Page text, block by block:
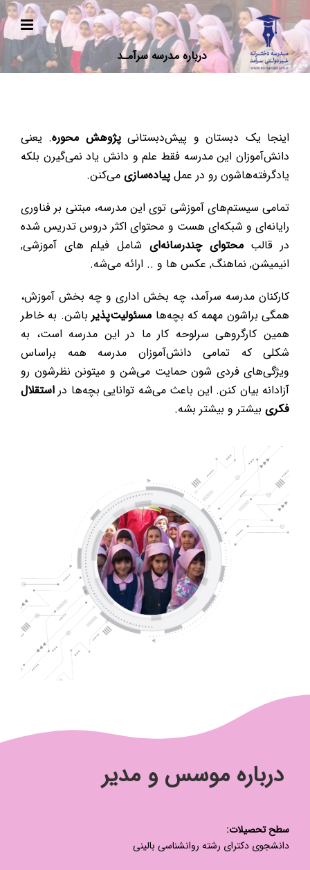
to
content
درباره مدرسه سرآمـد
اینجا یک دبستان و پیش‌دبستانیپژوهش محوره. یعنی
دانش‌آموزان این مدرسه فقط علم و دانش یاد نمی‌گیرن بلکه
یادگرفته‌هاشون رو در عمل پیاده‌سازی می‌کنن.
تمامی سیستم‌های آموزشی توی این مدرسه، مبتنی بر فناوری
رایانه‌ای و شبکه‌ای هست و محتوای اکثر دروس تدریس شده
در قالبمحتوای چندرسانه‌ای شامل فیلم های آموزشی,
انیمیشن, نماهنگ, عکس ها و .. ارائه می‌شه.
کارکنان مدرسه سرآمد، چه بخش اداری و چه بخش آموزش،
همگی براشون مهمه که بچه‌ها مسئولیت‌پذیرباشن. به خاطر
همین کارگروهی سرلوحه کار ما در این مدرسه است، به
شکلی که تمامی دانش‌آموزان مدرسه همه براساس
ویژگی‌های فردی شون حمایت می‌شن و میتونن نظرشون رو
آزادانه بیان کنن. این باعث می‌شه توانایی بچه‌ها در استقلال
فکری بیشتر و بیشتر بشه.
درباره موسس و مدیر
سطح تحصیلات:
دانشجوی دکترای رشته روانشناسی بالینی